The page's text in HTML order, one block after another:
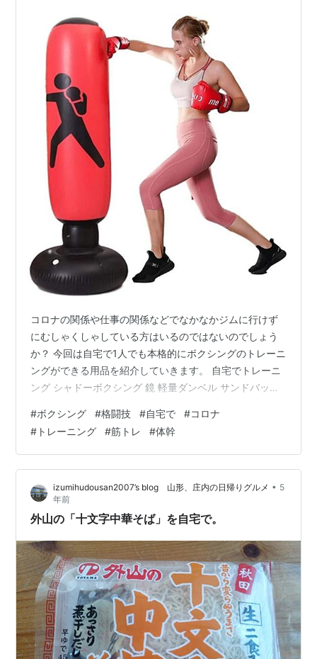
コロナの関係や仕事の関係などでなかなかジムに行けず
にむしゃくしゃしている方はいるのではないのでしょう
か？ 今回は自宅で1人でも本格的にボクシングのトレーニ
ングができる用品を紹介していきます。 自宅でトレーニ
ング シャドーボクシング 鏡 軽量ダンベル サンドバック
人気コスパ最強プロテイン🔻 シャドーボクシング シャド
ーは自宅でもどこでもできますよね。 しかしただするの
ではなく少し工夫するだけで自宅でも本格的にトレーニ
ングをすることができます。 鏡 鏡は割と高いのですがコ
スパ的に良いものをご紹介します。 日本製 ミラー 鏡 ア
ンティーク ウ…
#ボクシング #格闘技 #自宅で #コロナ
# トレーニング #筋トレ #体幹
izumihudousan2007’s blog 山形、庄内の日帰りグルメ • 5
年前
外山の「十文字中華そば」を自宅で。